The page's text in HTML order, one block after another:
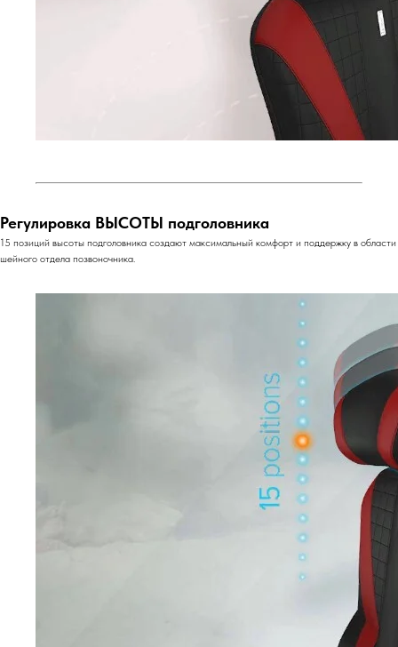
Регулировка ВЫСОТЫ подголовника
15 позиций высоты подголовника создают максимальный комфорт и поддержку в области
шейного отдела позвоночника.